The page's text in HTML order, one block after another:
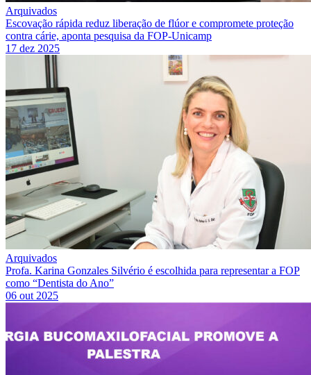
Arquivados
Escovação rápida reduz liberação de flúor e compromete proteção
contra cárie, aponta pesquisa da FOP-Unicamp
17 dez 2025
Arquivados
Profa. Karina Gonzales Silvério é escolhida para representar a FOP
como “Dentista do Ano”
06 out 2025